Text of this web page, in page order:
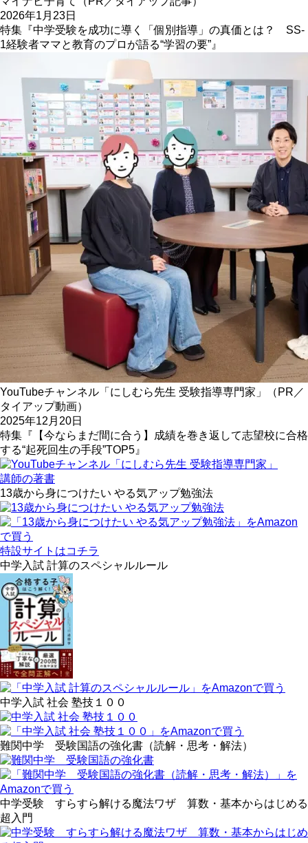
2026年1月23日
特集『中学受験を成功に導く「個別指導」の真価とは？ SS-
1経験者ママと教育のプロが語る“学習の要”』
YouTubeチャンネル「にしむら先生 受験指導専門家」（PR／
タイアップ動画）
2025年12月20日
特集『【今ならまだ間に合う】成績を巻き返して志望校に合格
する“起死回生の手段”TOP5』
講師の著書
13歳から身につけたい やる気アップ勉強法
特設サイトはコチラ
中学入試 計算のスペシャルルール
中学入試 社会 塾技１００
難関中学 受験国語の強化書（読解・思考・解法）
中学受験 すらすら解ける魔法ワザ 算数・基本からはじめる
超入門